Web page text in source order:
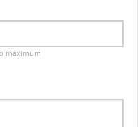
maximum